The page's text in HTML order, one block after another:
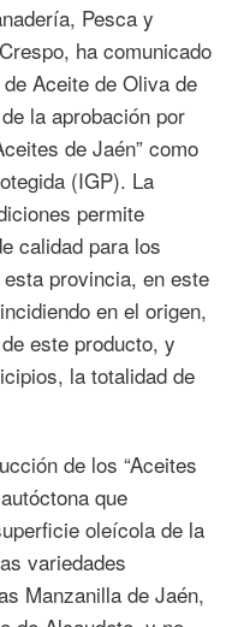
Pesca y
ha comunicado
Aceite de Oliva de
la aprobación por
de Jaén” como
(IGP). La
permite
calidad para los
provincia, en este
en el origen,
este producto, y
la totalidad de
de los “Aceites
que
oleícola de la
variedades
Manzanilla de Jaén,